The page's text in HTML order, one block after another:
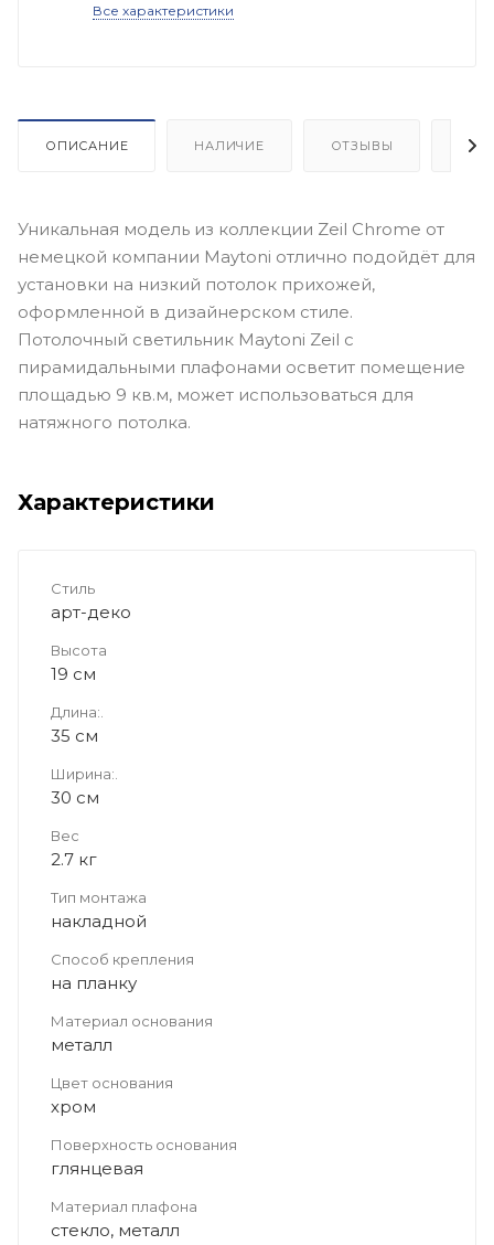
Все характеристики
ОПИСАНИЕ НАЛИЧИЕ ОТЗЫВЫ
Уникальная модель из коллекции Zeil Chrome от
немецкой компании Maytoni отлично подойдёт для
установки на низкий потолок прихожей,
оформленной в дизайнерском стиле.
Потолочный светильник Maytoni Zeil с
пирамидальными плафонами осветит помещение
площадью 9 кв.м, может использоваться для
натяжного потолка.
Характеристики
Стиль
арт-деко
Высота
19 см
Длина:.
35 см
Ширина:.
30 см
Вес
2.7 кг
Тип монтажа
накладной
Способ крепления
на планку
Материал основания
металл
Цвет основания
хром
Поверхность основания
глянцевая
Материал плафона
стекло, металл